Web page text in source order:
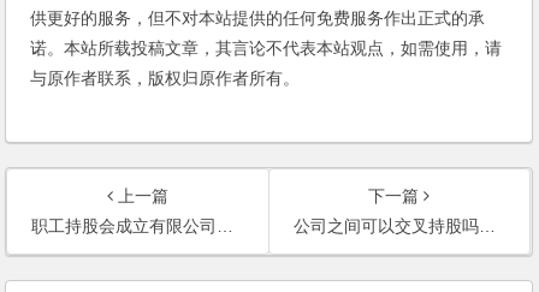
供更好的服务，但不对本站提供的任何免费服务作出正式的承
诺。本站所载投稿文章，其言论不代表本站观点，如需使用，请
与原作者联系，版权归原作者所有。
上一篇
职工持股会成立有限公司的手续是什么？(2006)
下一篇
公司之间可以交叉持股吗？(2006)